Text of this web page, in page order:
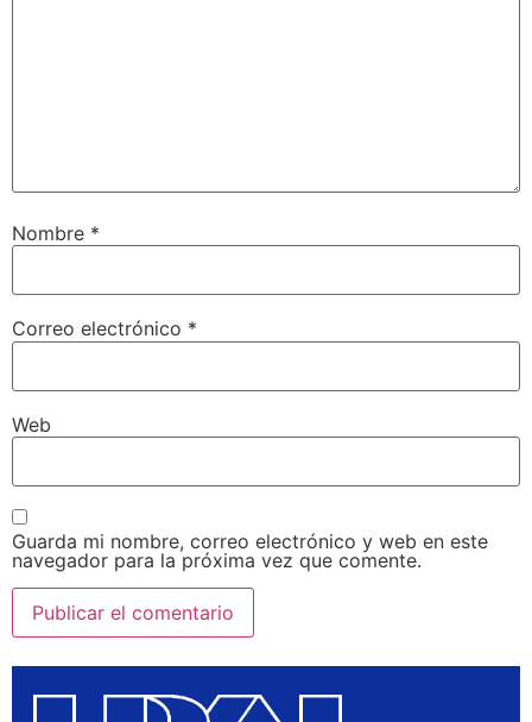
Nombre *
Correo electrónico *
Web
Guarda mi nombre, correo electrónico y web en este
navegador para la próxima vez que comente.